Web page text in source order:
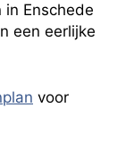
Enschede
een eerlijke
voor